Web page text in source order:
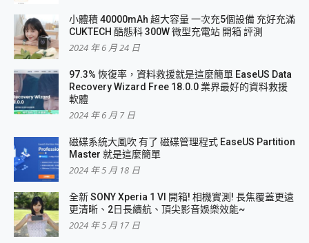
小體積 40000mAh 超大容量 一次充5個設備 充好充滿
CUKTECH 酷態科 300W 微型充電站 開箱 評測
2024 年 6 月 24 日
97.3% 恢復率，資料救援就是這麼簡單 EaseUS Data
Recovery Wizard Free 18.0.0 業界最好的資料救援
軟體
2024 年 6 月 7 日
磁碟系統大風吹 有了 磁碟管理程式 EaseUS Partition
Master 就是這麼簡單
2024 年 5 月 18 日
全新 SONY Xperia 1 VI 開箱! 相機實測! 長焦覆蓋更遠
更清晰、2日長續航、頂尖影音娛樂效能~
2024 年 5 月 17 日